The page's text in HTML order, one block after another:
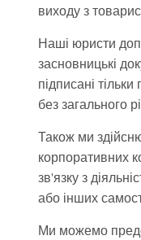
виходу з
Наші юристи
засновницькі
підписані
без загального
Також ми
корпоративних
зв'язку з
або інших
Ми можемо